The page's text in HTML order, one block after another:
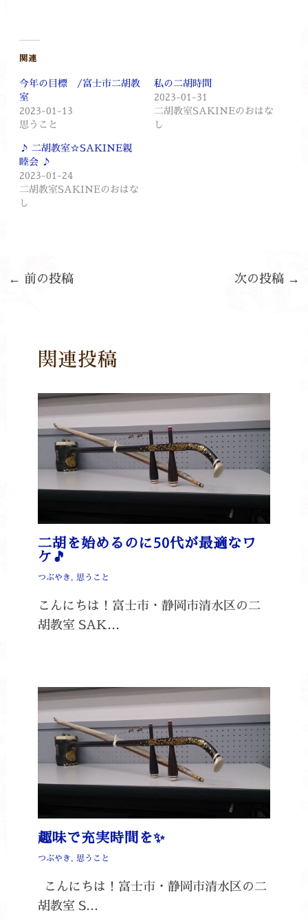
関連
今年の目標 /富士市二胡教
室
2023-01-13
思うこと
私の二胡時間
2023-01-31
二胡教室SAKINEのおはな
し
♪ 二胡教室☆SAKINE親
睦会 ♪
2023-01-24
二胡教室SAKINEのおはな
し
← 前の投稿 次の投稿 →
関連投稿
二胡を始めるのに50代が最適なワ
ケ🎵
つぶやき, 思うこと
こんにちは！富士市・静岡市清水区の二
胡教室 SAK…
趣味で充実時間を✨
つぶやき, 思うこと
こんにちは！富士市・静岡市清水区の二
胡教室 S…